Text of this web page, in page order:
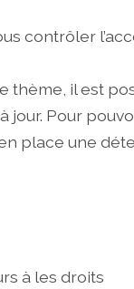
contrôler
thème, il est
jour. Pour
place une
à les droits